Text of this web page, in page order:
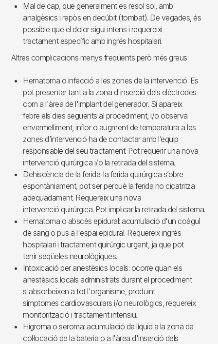
Mal de cap, que generalment es resol sol, amb
analgèsics i repòs en decúbit (tombat). De vegades, és
possible que el dolor sigui intens i requereixi
tractament específic amb ingrés hospitalari.
Altres complicacions menys freqüents però més greus:
Hematoma o infecció a les zones de la intervenció. Es
pot presentar tant a la zona d'inserció dels elèctrodes
com a l'àrea de l'implant del generador. Si apareix
febre els dies següents al procediment, i/o observa
envermelliment, inflor o augment de temperatura a les
zones d’intervenció ha de contactar amb l’equip
responsable del seu tractament. Pot requerir una nova
intervenció quirúrgica i/o la retirada del sistema.
Dehiscència de la ferida: la ferida quirúrgica s’obre
espontàniament, pot ser perquè la ferida no cicatritza
adequadament. Requereix una nova
intervenció quirúrgica. Pot implicar la retirada del sistema.
Hematoma o abscés epidural: acumulació d'un coàgul
de sang o pus a l'espai epidural. Requereix ingrés
hospitalari i tractament quirúrgic urgent, ja que pot
tenir seqüeles neurològiques.
Intoxicació per anestèsics locals: ocorre quan els
anestèsics locals administrats durant el procediment
s'absorbeixen a tot l'organisme, produint
símptomes cardiovasculars i/o neurològics, requereix
monitorització i tractament intensiu.
Higroma o seroma: acumulació de líquid a la zona de
col·locació de la bateria o a l'àrea d'inserció dels